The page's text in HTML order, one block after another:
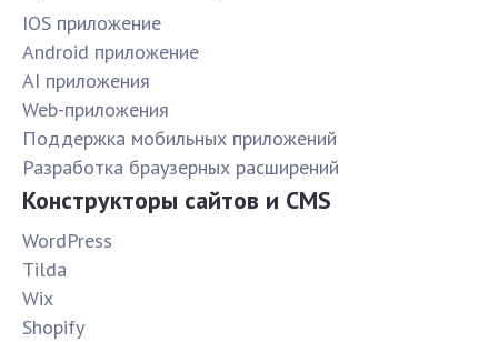
IOS приложение
Android приложение
AI приложения
Web-приложения
Поддержка мобильных приложений
Разработка браузерных расширений
Конструкторы сайтов и CMS
WordPress
Tilda
Wix
Shopify